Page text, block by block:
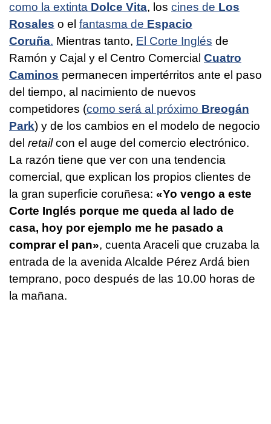
como la extinta Dolce Vita, los cines de Los
Rosales o el fantasma de Espacio
Coruña. Mientras tanto, El Corte Inglés de
Ramón y Cajal y el Centro Comercial Cuatro
Caminos permanecen impertérritos ante el paso
del tiempo, al nacimiento de nuevos
competidores (como será al próximo Breogán
Park) y de los cambios en el modelo de negocio
del retailcon el auge del comercio electrónico.
La razón tiene que ver con una tendencia
comercial, que explican los propios clientes de
la gran superficie coruñesa: «Yo vengo a este
Corte Inglés porque me queda al lado de
casa, hoy por ejemplo me he pasado a
comprar el pan», cuenta Araceli que cruzaba la
entrada de la avenida Alcalde Pérez Ardá bien
temprano, poco después de las 10.00 horas de
la mañana.